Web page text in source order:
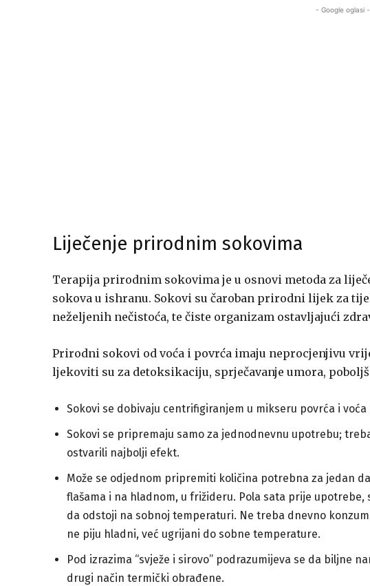
- Google oglasi -
Liječenje prirodnim sokovima
Terapija prirodnim sokovima je u osnovi metoda za
sokova u ishranu. Sokovi su čaroban prirodni lijek za
neželjenih nečistoća, te čiste organizam ostavljajući
Prirodni sokovi od voća i povrća imaju neprocjenjivu
ljekoviti su za detoksikaciju, sprječavanje umora,
Sokovi se dobivaju centrifigiranjem u mikseru povrća i
Sokovi se pripremaju samo za jednodnevnu upotrebu;
ostvarili najbolji efekt.
Može se odjednom pripremiti količina potrebna za jedan
flašama i na hladnom, u frižideru. Pola sata prije upotrebe,
da odstoji na sobnoj temperaturi. Ne treba dnevno
ne piju hladni, već ugrijani do sobne temperature.
Pod izrazima “svježe i sirovo” podrazumijeva se da biljne
drugi način termički obrađene.